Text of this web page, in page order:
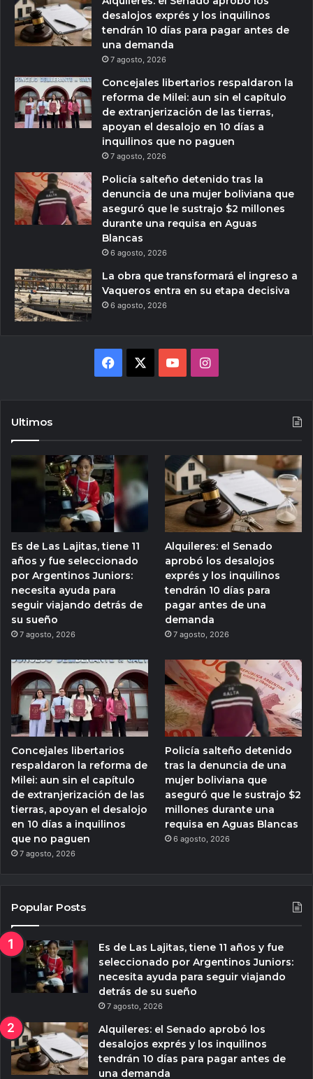
desalojos exprés y los inquilinos
tendrán 10 días para pagar antes de
una demanda
7 agosto, 2026
Concejales libertarios respaldaron la
reforma de Milei: aun sin el capítulo
de extranjerización de las tierras,
apoyan el desalojo en 10 días a
inquilinos que no paguen
7 agosto, 2026
Policía salteño detenido tras la
denuncia de una mujer boliviana que
aseguró que le sustrajo $2 millones
durante una requisa en Aguas
Blancas
6 agosto, 2026
La obra que transformará el ingreso a
Vaqueros entra en su etapa decisiva
6 agosto, 2026
Facebook YouTubeInstagram
Ultimos
Es de Las Lajitas, tiene 11
años y fue seleccionado
por Argentinos Juniors:
necesita ayuda para
seguir viajando detrás de
su sueño
7 agosto, 2026
Alquileres: el Senado
aprobó los desalojos
exprés y los inquilinos
tendrán 10 días para
pagar antes de una
demanda
7 agosto, 2026
Concejales libertarios
respaldaron la reforma de
Milei: aun sin el capítulo
de extranjerización de las
tierras, apoyan el desalojo
en 10 días a inquilinos
que no paguen
7 agosto, 2026
Policía salteño detenido
tras la denuncia de una
mujer boliviana que
aseguró que le sustrajo $2
millones durante una
requisa en Aguas Blancas
6 agosto, 2026
Popular Posts
Es de Las Lajitas, tiene 11 años y fue
seleccionado por Argentinos Juniors:
necesita ayuda para seguir viajando
detrás de su sueño
7 agosto, 2026
Alquileres: el Senado aprobó los
desalojos exprés y los inquilinos
tendrán 10 días para pagar antes de
una demanda